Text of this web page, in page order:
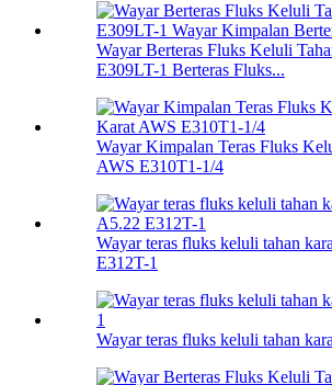
Wayar Berteras Fluks Keluli
E309LT-1 Berteras Fluks...
Wayar Kimpalan Teras Fluks
AWS E310T1-1/4
Wayar teras fluks keluli tahan
E312T-1
Wayar teras fluks keluli tahan